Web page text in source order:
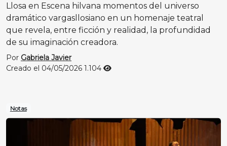
Llosa en Escena hilvana momentos del universo
dramático vargasllosiano en un homenaje teatral
que revela, entre ficción y realidad, la profundidad
de su imaginación creadora.
Por Gabriela Javier
Creado el 04/05/2026 1.104
Notas